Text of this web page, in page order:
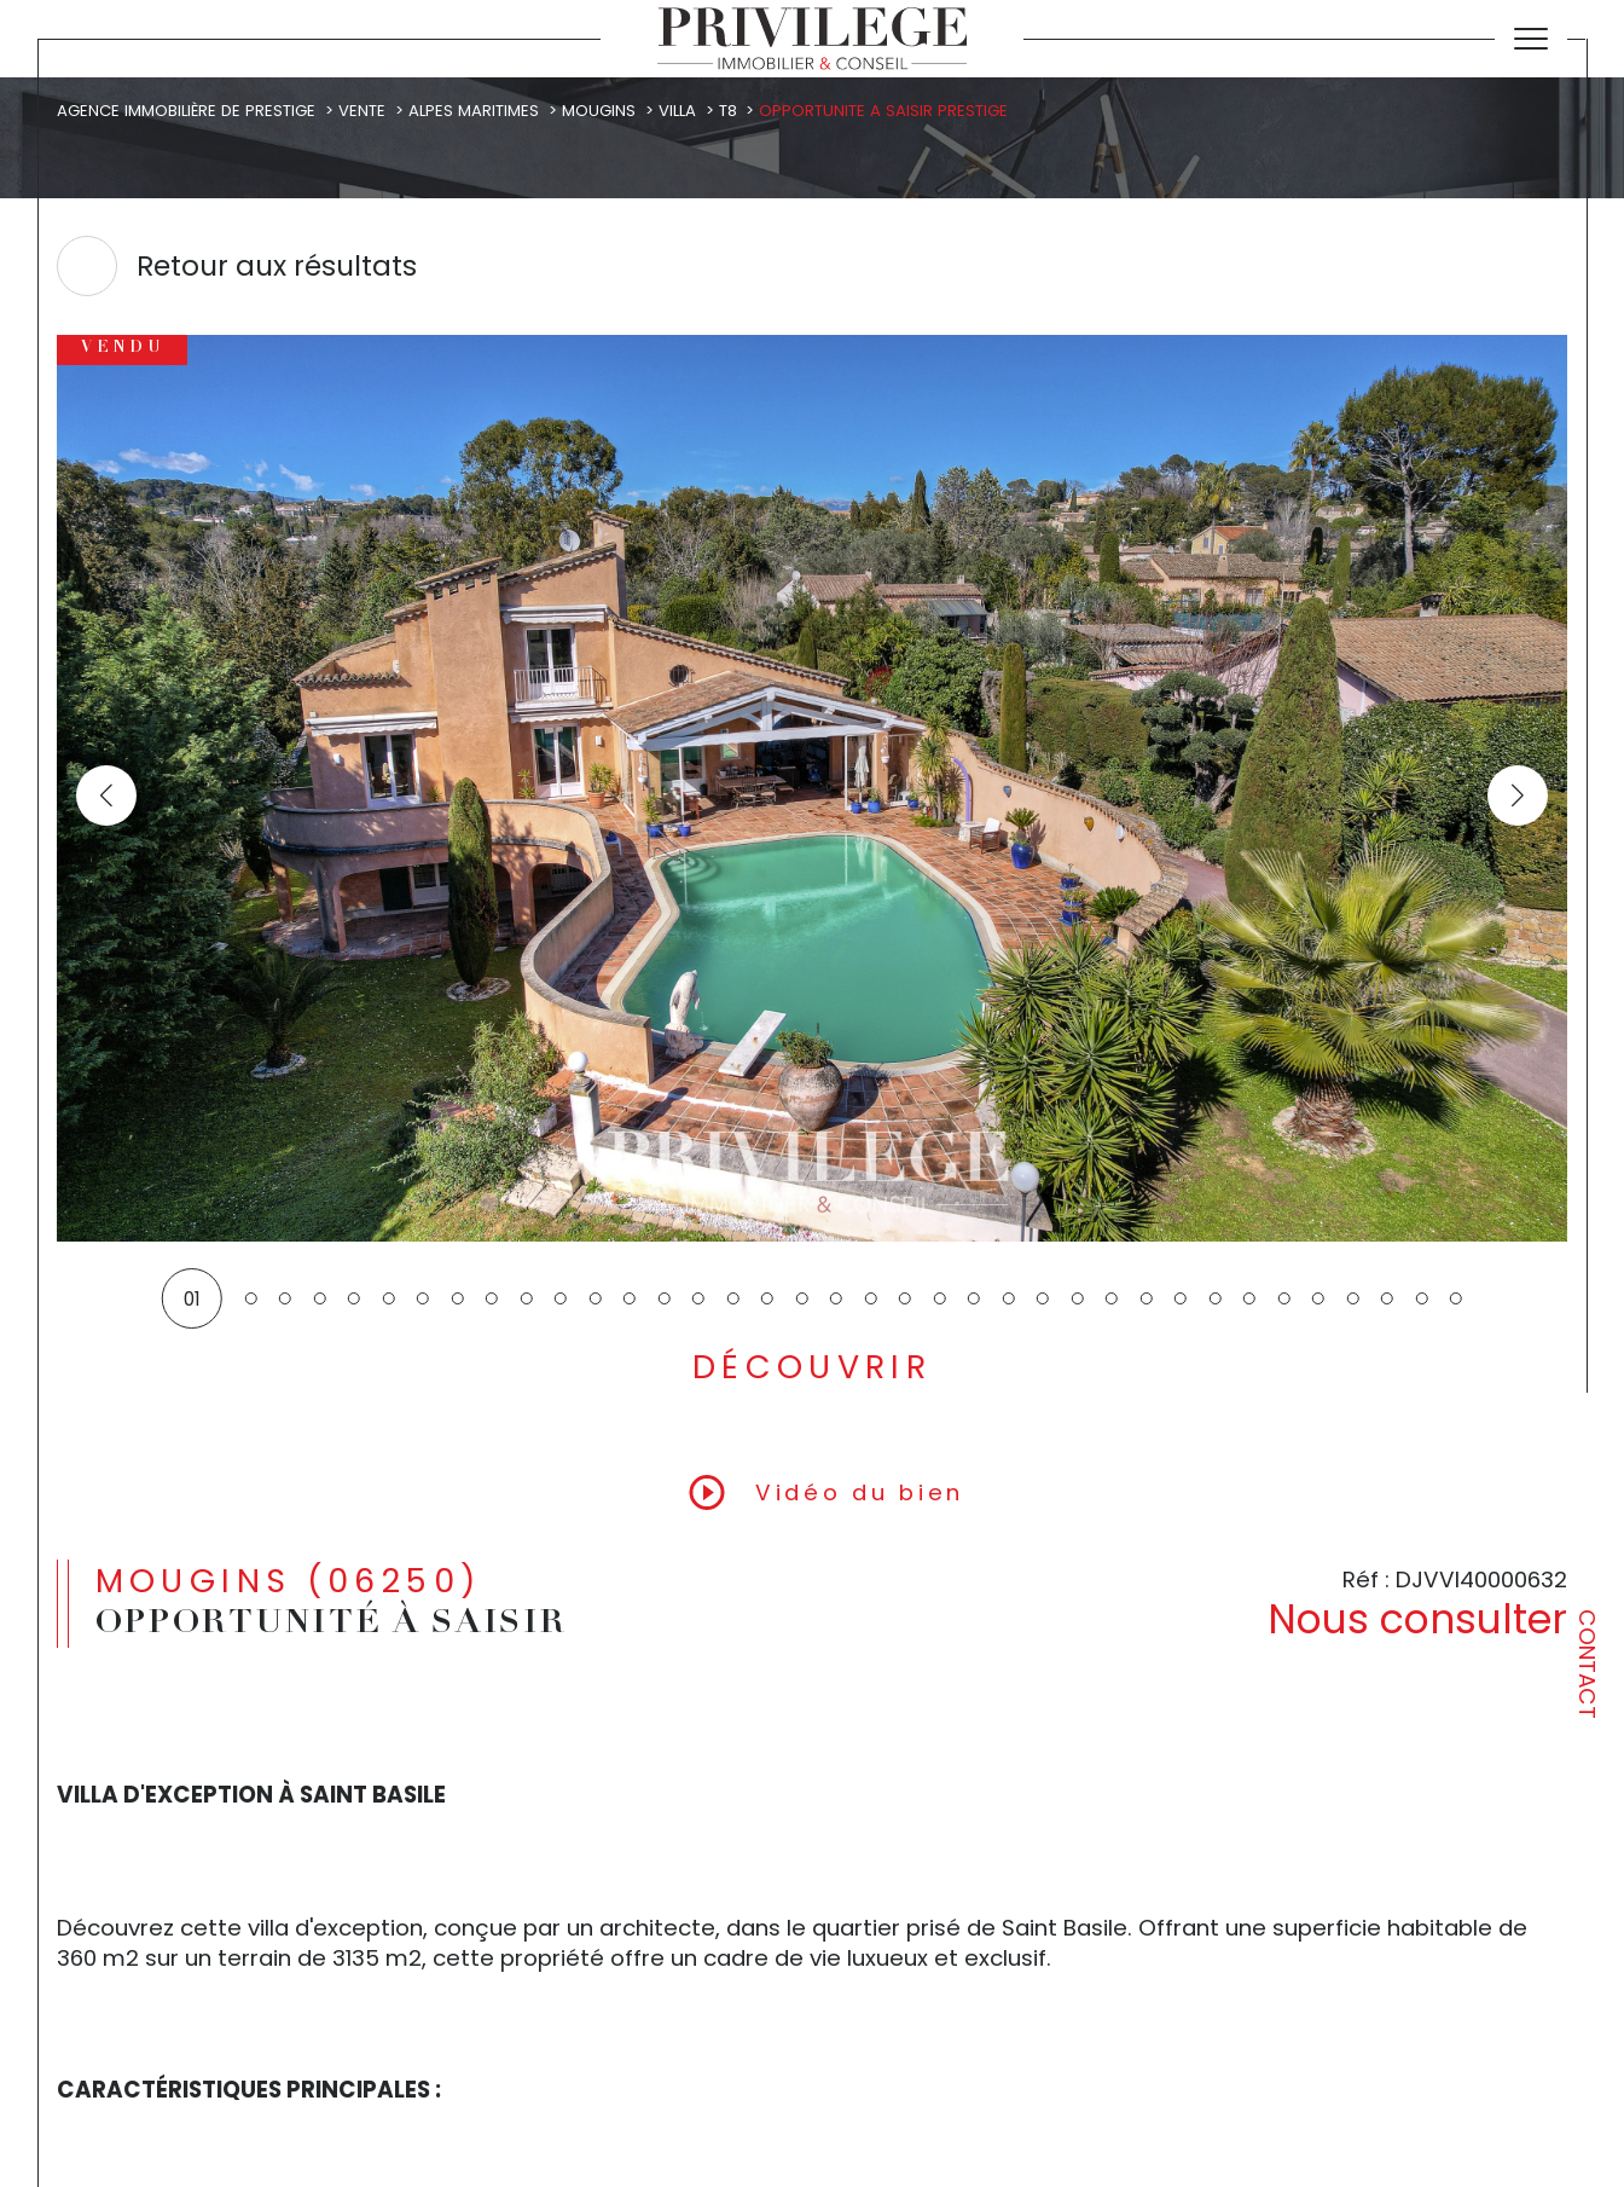
CONTACT
AGENCE IMMOBILIÈRE DE PRESTIGE VENTE ALPES MARITIMES MOUGINS VILLA T8 OPPORTUNITE A SAISIR PRESTIGE
Retour aux résultats
VENDU
01
DÉCOUVRIR
Vidéo du bien
MOUGINS (06250)
OPPORTUNITÉ À SAISIR
Réf : DJVVI40000632
Nous consulter
VILLA D'EXCEPTION À SAINT BASILE
Découvrez cette villa d'exception, conçue par un architecte, dans le quartier prisé de Saint Basile. Offrant une superficie habitable de
360 m2 sur un terrain de 3135 m2, cette propriété offre un cadre de vie luxueux et exclusif.
CARACTÉRISTIQUES PRINCIPALES :